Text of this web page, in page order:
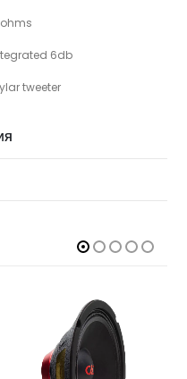
6db
tweeter